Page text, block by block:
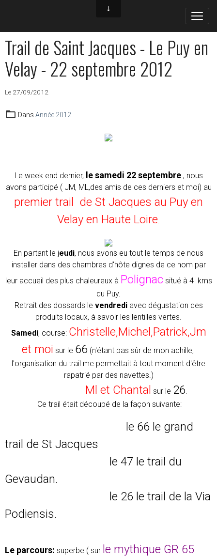
Trail de Saint Jacques - Le Puy en
Velay - 22 septembre 2012
Le 27/09/2012
Dans Année 2012
Le week end dernier, le samedi 22 septembre, nous
avons participé ( JM, ML,des amis de ces derniers et moi) au
premier trail de St Jacques au Puy en
Velay en Haute Loire.
En partant le jeudi, nous avons eu tout le temps de nous
installer dans des chambres d'hôte dignes de ce nom par
leur accueil des plus chaleureux à Polignac situé à 4 kms
du Puy.
Retrait des dossards le vendrediavec dégustation des
produits locaux, à savoir les lentilles vertes.
Samedi, course: Christelle,Michel,Patrick,Jm
et moi sur le 66 (n'étant pas sûr de mon achille,
l'organisation du trail me permettait à tout moment d'être
rapatrié par des navettes.)
Ml et Chantal sur le 26.
Ce trail était découpé de la façon suivante:
le 66 le grand
trail de St Jacques
le 47 le trail du
Gevaudan.
le 26 le trail de la Via
Podiensis.
Le parcours: superbe ( sur le mythique GR 65